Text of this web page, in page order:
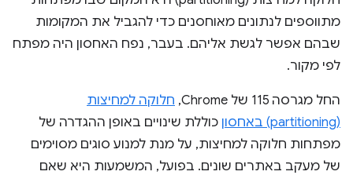
מתווספים לנתונים מאוחסנים כדי להגביל את המקומות
שבהם אפשר לגשת אליהם. בעבר, נפח האחסון היה מפתח
לפי מקור.
החל מגרסה 115 של Chrome,
חלוקה למחיצות
(partitioning) באחסון
כוללת שינויים באופן ההגדרה של
מפתחות חלוקה למחיצות, על מנת למנוע סוגים מסוימים
של מעקב באתרים שונים. בפועל, המשמעות היא שאם